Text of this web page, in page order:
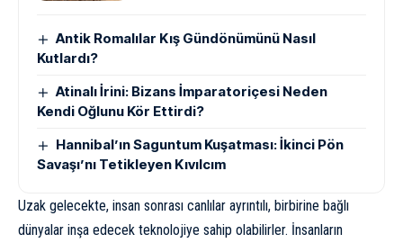
Antik Romalılar Kış Gündönümünü Nasıl
Kutlardı?
Atinalı İrini: Bizans İmparatoriçesi Neden
Kendi Oğlunu Kör Ettirdi?
Hannibal’ın Saguntum Kuşatması: İkinci Pön
Savaşı’nı Tetikleyen Kıvılcım
Uzak gelecekte, insan sonrası canlılar ayrıntılı, birbirine bağlı
dünyalar inşa edecek teknolojiye sahip olabilirler. İnsanların